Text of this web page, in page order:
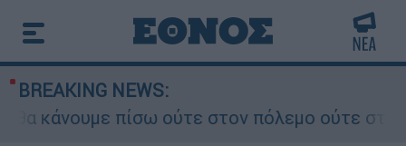
BREAKING NEWS:
κάνουμε πίσω ούτε στον πόλεμο ούτε στις